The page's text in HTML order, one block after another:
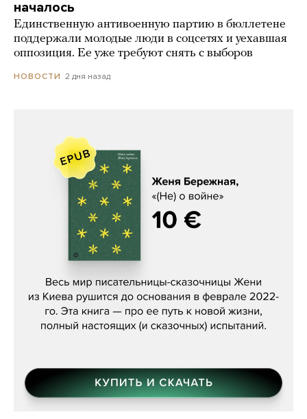
началось
Единственную антивоенную партию в бюллетене
поддержали молодые люди в соцсетях и уехавшая
оппозиция. Ее уже требуют снять с выборов
НОВОСТИ 2 дня назад
Женя Бережная, «(Не) о войне»